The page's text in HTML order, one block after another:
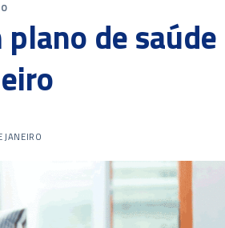
de saúde
JANEIRO